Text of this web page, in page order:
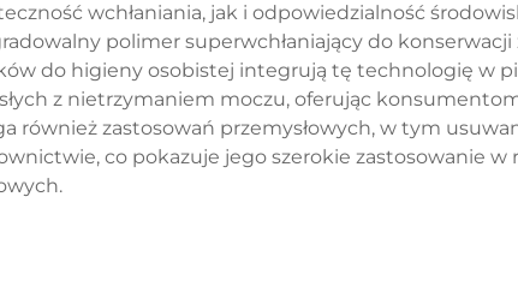
wchłaniania, jak i odpowiedzialność
polimer superwchłaniający do konserwacji
do higieny osobistej integrują tę technologię w
z nietrzymaniem moczu, oferując
również zastosowań przemysłowych, w tym
co pokazuje jego szerokie zastosowanie w